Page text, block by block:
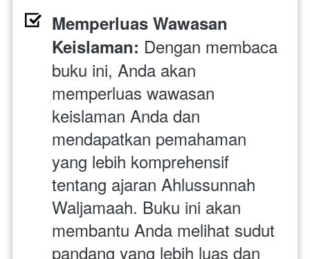
Memperluas Wawasan
Keislaman: Dengan membaca
buku ini, Anda akan
memperluas wawasan
keislaman Anda dan
mendapatkan pemahaman
yang lebih komprehensif
tentang ajaran Ahlussunnah
Waljamaah. Buku ini akan
membantu Anda melihat sudut
pandang yang lebih luas dan